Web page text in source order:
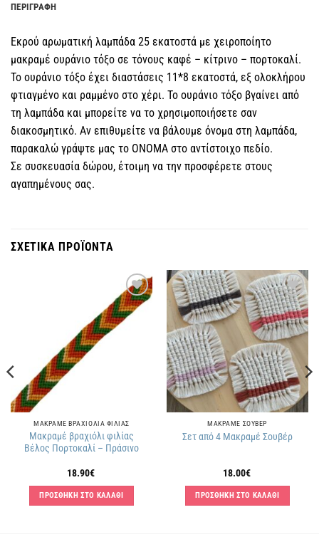
ΠΕΡΙΓΡΑΦΗ
Εκρού αρωματική λαμπάδα 25 εκατοστά με χειροποίητο
μακραμέ ουράνιο τόξο σε τόνους καφέ – κίτρινο – πορτοκαλί.
Το ουράνιο τόξο έχει διαστάσεις 11*8 εκατοστά, εξ ολοκλήρου
φτιαγμένο και ραμμένο στο χέρι. Το ουράνιο τόξο βγαίνει από
τη λαμπάδα και μπορείτε να το χρησιμοποιήσετε σαν
διακοσμητικό. Αν επιθυμείτε να βάλουμε όνομα στη λαμπάδα,
παρακαλώ γράψτε μας το ΟΝΟΜΑ στο αντίστοιχο πεδίο.
Σε συσκευασία δώρου, έτοιμη να την προσφέρετε στους
αγαπημένους σας.
ΣΧΕΤΙΚΑ ΠΡΟΪΟΝΤΑ
Πρόσθήκη
στην
λίστα
επιθυμιών
ΜΑΚΡΑΜΕ ΒΡΑΧΙΟΛΙΑ ΦΙΛΙΑΣ
Μακραμέ βραχιόλι φιλίας
Βέλος Πορτοκαλί – Πράσινο
18.90€
ΠΡΟΣΘΗΚΗ ΣΤΟ ΚΑΛΑΘΙ
Πρόσθήκη
στην
λίστα
επιθυμιών
ΜΑΚΡΑΜΕ ΣΟΥΒΕΡ
Σετ από 4 Μακραμέ Σουβέρ
18.00€
ΠΡΟΣΘΗΚΗ ΣΤΟ ΚΑΛΑΘΙ